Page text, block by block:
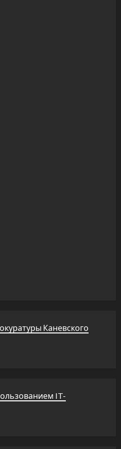
Каневского
IT-